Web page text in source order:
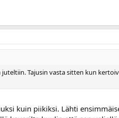
Tajusin vasta sitten kun
kuin piikiksi. Lähti